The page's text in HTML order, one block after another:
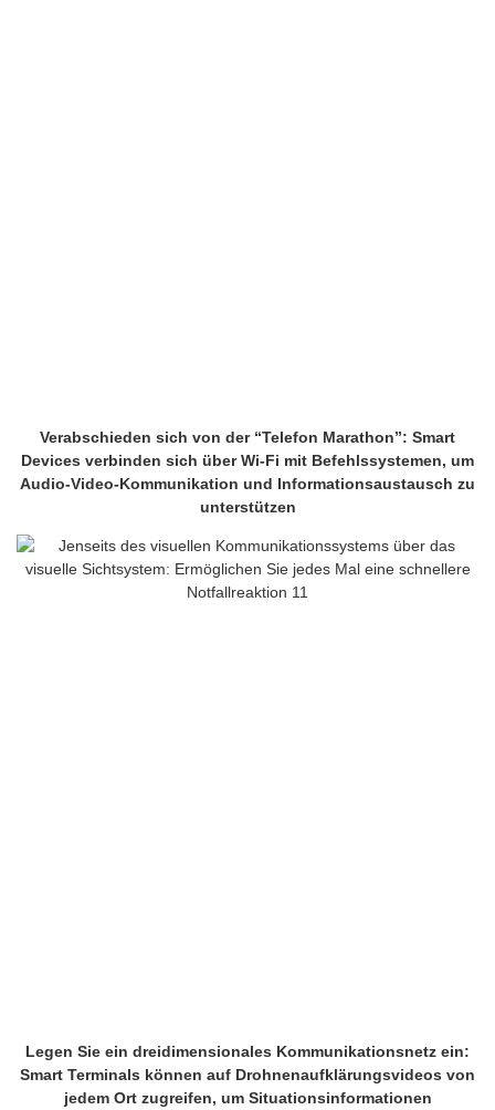
Verabschieden sich von der “Telefon Marathon”: Smart
Devices verbinden sich über Wi-Fi mit Befehlssystemen, um
Audio-Video-Kommunikation und Informationsaustausch zu
unterstützen
Legen Sie ein dreidimensionales Kommunikationsnetz ein:
Smart Terminals können auf Drohnenaufklärungsvideos von
jedem Ort zugreifen, um Situationsinformationen